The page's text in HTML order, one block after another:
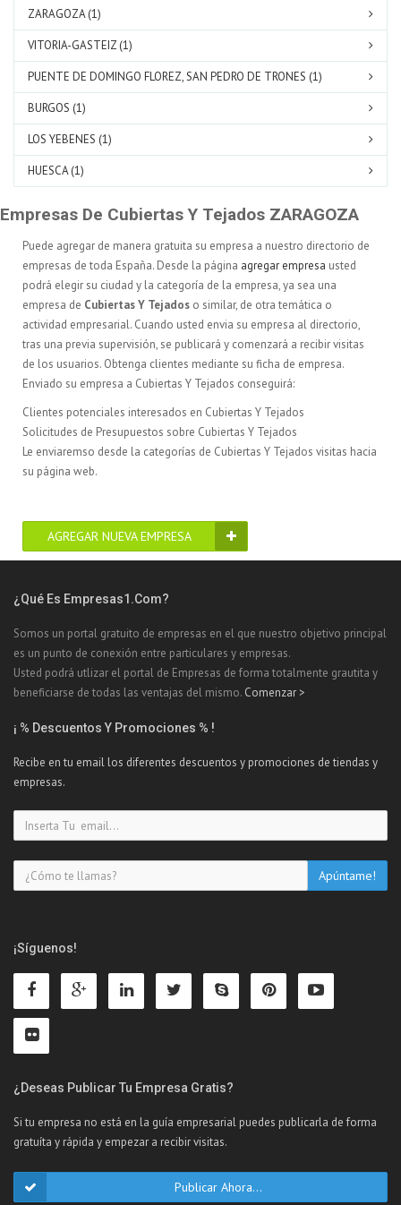
ZARAGOZA (1)
VITORIA-GASTEIZ (1)
PUENTE DE DOMINGO FLOREZ, SAN PEDRO DE TRONES (1)
BURGOS (1)
LOS YEBENES (1)
HUESCA (1)
Empresas De Cubiertas Y Tejados ZARAGOZA
Puede agregar de manera gratuita su empresa a nuestro directorio de
empresas de toda España. Desde la página agregar empresa usted
podrá elegir su ciudad y la categoría de la empresa, ya sea una
empresa de Cubiertas Y Tejados o similar, de otra temática o
actividad empresarial. Cuando usted envia su empresa al directorio,
tras una previa supervisión, se publicará y comenzará a recibir visitas
de los usuarios. Obtenga clientes mediante su ficha de empresa.
Enviado su empresa a Cubiertas Y Tejados conseguirá:
Clientes potenciales interesados en Cubiertas Y Tejados
Solicitudes de Presupuestos sobre Cubiertas Y Tejados
Le enviaremso desde la categorías de Cubiertas Y Tejados visitas hacia
su página web.
AGREGAR NUEVA EMPRESA
¿Qué Es Empresas1.com?
Somos un portal gratuito de empresas en el que nuestro objetivo principal
es un punto de conexión entre particulares y empresas.
Usted podrá utlizar el portal de Empresas de forma totalmente grautita y
beneficiarse de todas las ventajas del mismo. Comenzar >
¡ % Descuentos Y Promociones % !
Recibe en tu email los diferentes descuentos y promociones de tiendas y
empresas.
¡Síguenos!
¿Deseas Publicar Tu Empresa Gratis?
Si tu empresa no está en la guía empresarial puedes publicarla de forma
gratuíta y rápida y empezar a recibir visitas.
Publicar Ahora...